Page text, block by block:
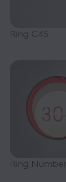
Ring C45
Ring Number